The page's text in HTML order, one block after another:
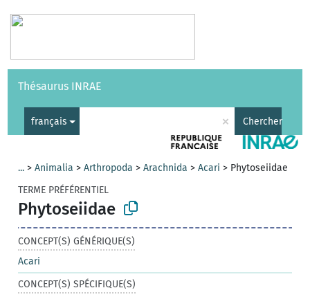
Vocabulaires API
Thésaurus INRAE
français × Chercher
... >Animalia >Arthropoda >Arachnida >Acari > Phytoseiidae
TERME PRÉFÉRENTIEL
Phytoseiidae
CONCEPT(S) GÉNÉRIQUE(S)
Acari
CONCEPT(S) SPÉCIFIQUE(S)